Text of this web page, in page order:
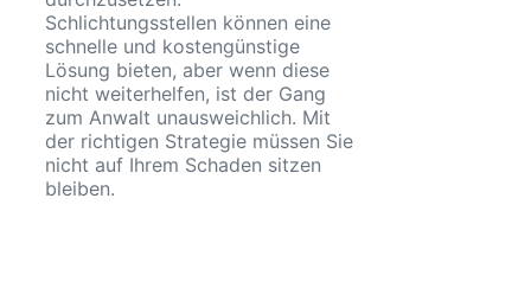
Schlichtungsstellen können eine
schnelle und kostengünstige
Lösung bieten, aber wenn diese
nicht weiterhelfen, ist der Gang
zum Anwalt unausweichlich. Mit
der richtigen Strategie müssen Sie
nicht auf Ihrem Schaden sitzen
bleiben.